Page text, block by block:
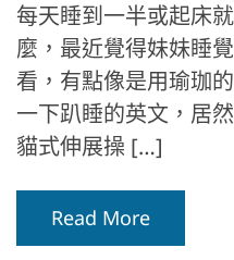
每天睡到一半或起床
麼，最近覺得妹妹睡
看，有點像是用瑜珈
一下趴睡的英文，居
貓式伸展操 […]
Read More